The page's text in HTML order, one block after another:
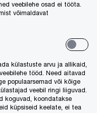
Aivar
veebilehe osad ei tööta.
võimaldavat
külastuste arvu ja allikaid,
tööd. Need aitavad
populaarsemad või kõige
veebil ringi liiguvad.
koguvad, koondatakse
küpsiseid keelate, ei tea